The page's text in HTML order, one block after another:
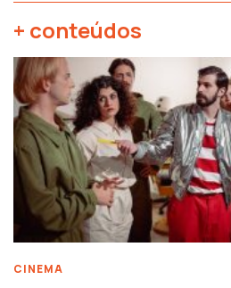
+ conteúdos
CINEMA